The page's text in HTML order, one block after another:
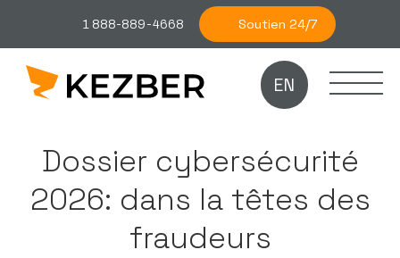
1 888-889-4668 Soutien 24/7
EN
Dossier cybersécurité
2026: dans la têtes des
fraudeurs